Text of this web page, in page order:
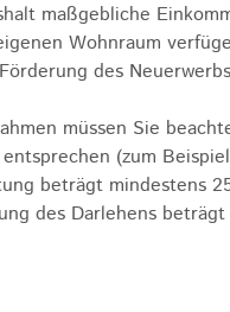
maßgebliche
Wohnraum
des
müssen Sie
(zum
beträgt mindestens
des Darlehens